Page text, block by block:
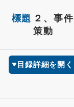
標題 ２、事
策動
目録詳細を開く